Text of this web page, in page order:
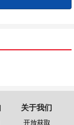
关于我们
开放获取